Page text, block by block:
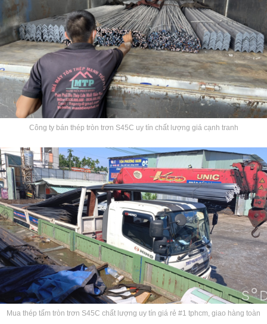
Công ty bán thép tròn trơn S45C uy tín chất lượng giá cạnh tranh
Mua thép tấm tròn trơn S45C chất lượng uy tín giá rẻ #1 tphcm, giao hàng toàn